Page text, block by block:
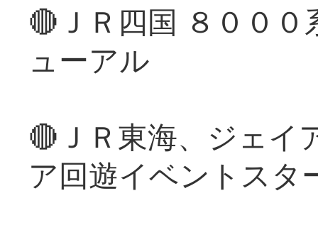
🔴ＪＲ四国 ８００
ューアル
🔴ＪＲ東海、ジェイ
ア回遊イベントスタ